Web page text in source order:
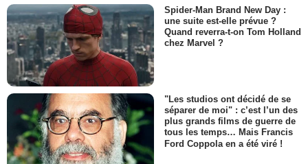
Spider-Man Brand New Day :
une suite est-elle prévue ?
Quand reverra-t-on Tom Holland
chez Marvel ?
"Les studios ont décidé de se
séparer de moi" : c’est l’un des
plus grands films de guerre de
tous les temps… Mais Francis
Ford Coppola en a été viré !